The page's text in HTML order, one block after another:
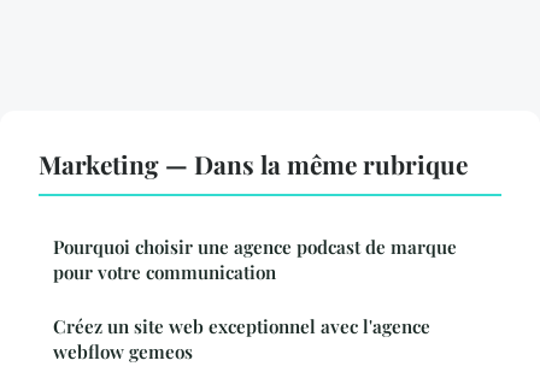
Marketing — Dans la même rubrique
Pourquoi choisir une agence podcast de marque
pour votre communication
Créez un site web exceptionnel avec l'agence
webflow gemeos